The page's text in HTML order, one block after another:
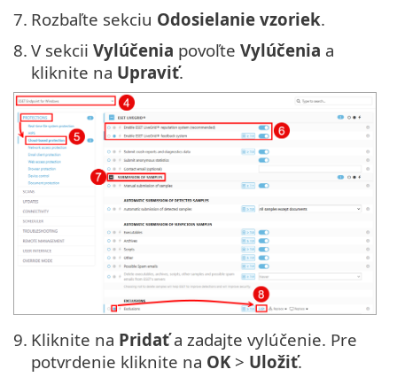
7. Rozbaľte sekciu Odosielanie vzoriek.
8. V sekcii Vylúčenia povoľte Vylúčenia a
kliknite na Upraviť.
9. Kliknite na Pridaťa zadajte vylúčenie. Pre
potvrdenie kliknite na OK> Uložiť.